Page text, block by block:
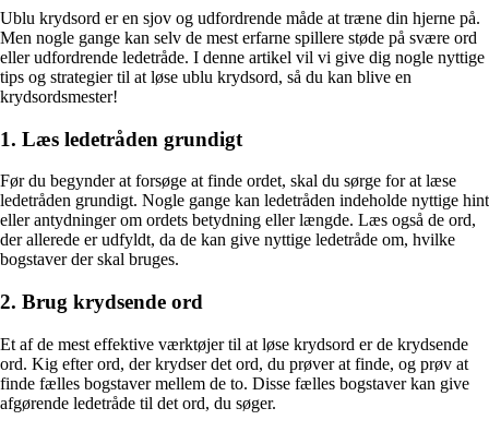
Ublu krydsord er en sjov og udfordrende måde at træne din hjerne på.
Men nogle gange kan selv de mest erfarne spillere støde på svære ord
eller udfordrende ledetråde. I denne artikel vil vi give dig nogle nyttige
tips og strategier til at løse ublu krydsord, så du kan blive en
krydsordsmester!
1. Læs ledetråden grundigt
Før du begynder at forsøge at finde ordet, skal du sørge for at læse
ledetråden grundigt. Nogle gange kan ledetråden indeholde nyttige hint
eller antydninger om ordets betydning eller længde. Læs også de ord,
der allerede er udfyldt, da de kan give nyttige ledetråde om, hvilke
bogstaver der skal bruges.
2. Brug krydsende ord
Et af de mest effektive værktøjer til at løse krydsord er de krydsende
ord. Kig efter ord, der krydser det ord, du prøver at finde, og prøv at
finde fælles bogstaver mellem de to. Disse fælles bogstaver kan give
afgørende ledetråde til det ord, du søger.